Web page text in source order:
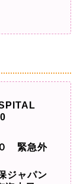
０ 緊急外
ジャパン